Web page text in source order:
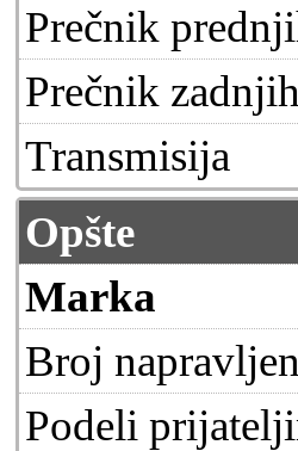
Prečnik
Prečnik
Transmisija
Opšte
Marka
Broj
Podeli